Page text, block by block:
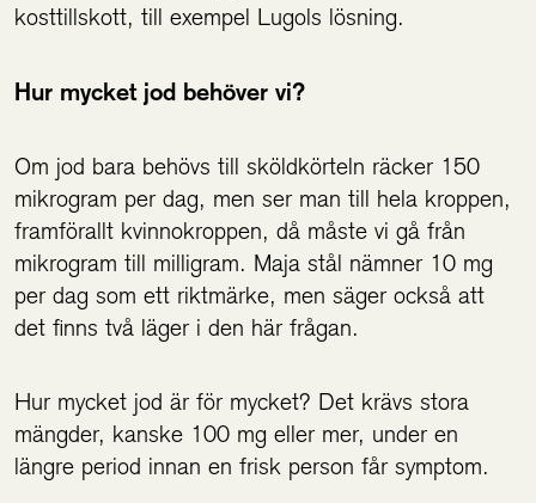
kosttillskott, till exempel Lugols lösning.
Hur mycket jod behöver vi?
Om jod bara behövs till sköldkörteln räcker 150
mikrogram per dag, men ser man till hela kroppen,
framförallt kvinnokroppen, då måste vi gå från
mikrogram till milligram. Maja stål nämner 10 mg
per dag som ett riktmärke, men säger också att
det finns två läger i den här frågan.
Hur mycket jod är för mycket? Det krävs stora
mängder, kanske 100 mg eller mer, under en
längre period innan en frisk person får symptom.